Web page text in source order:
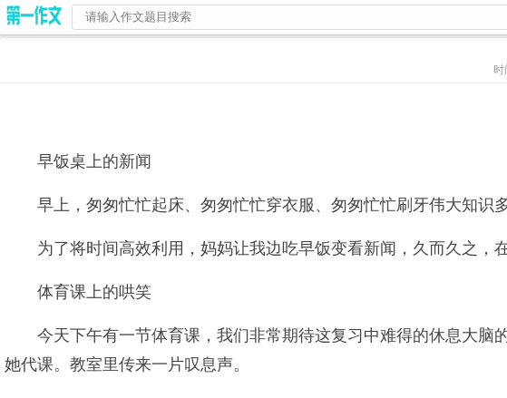
早饭桌上的新闻
早上，匆匆忙忙起床、匆匆忙忙穿衣服、匆匆忙忙刷牙伟大知识
为了将时间高效利用，妈妈让我边吃早饭变看新闻，久而久之，
体育课上的哄笑
今天下午有一节体育课，我们非常期待这复习中难得的休息大
她代课。教室里传来一片叹息声。